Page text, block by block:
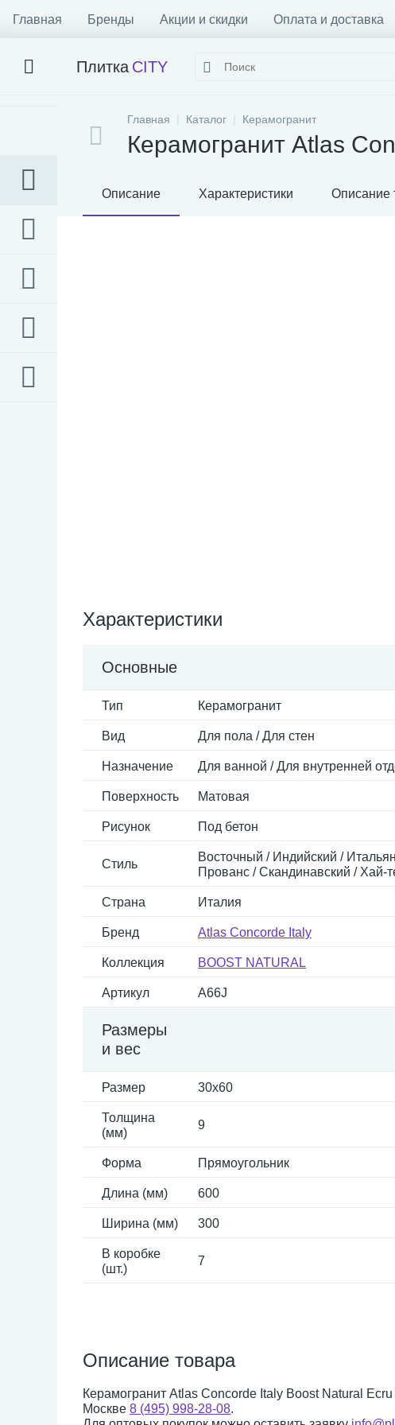
Главная Бренды Акции и скидки Оплата и доставка
Плитка CITY
Главная Каталог Керамогранит
Керамогранит Atlas
Описание Характеристики Описание
Характеристики
Основные
Тип Керамогранит
Вид Для пола / Для стен
Назначение Для ванной / Для внутренней
Поверхность Матовая
Рисунок Под бетон
Стиль
Восточный / Индийский /
Прованс / Скандинавский / Хай-
Страна Италия
Бренд Atlas Concorde Italy
Коллекция BOOST NATURAL
Артикул A66J
Размеры
и вес
Размер 30x60
Толщина
(мм)
9
Форма Прямоугольник
Длина (мм) 600
Ширина (мм) 300
В коробке
(шт.)
7
Описание товара
Керамогранит Atlas Concorde Italy Boost Natural
Москве 8 (495) 998-28-08.